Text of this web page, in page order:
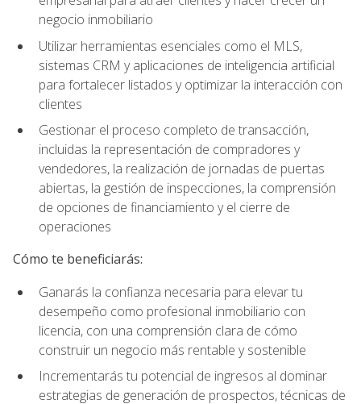
negocio inmobiliario
Utilizar herramientas esenciales como el MLS,
sistemas CRM y aplicaciones de inteligencia artificial
para fortalecer listados y optimizar la interacción con
clientes
Gestionar el proceso completo de transacción,
incluidas la representación de compradores y
vendedores, la realización de jornadas de puertas
abiertas, la gestión de inspecciones, la comprensión
de opciones de financiamiento y el cierre de
operaciones
Cómo te beneficiarás:
Ganarás la confianza necesaria para elevar tu
desempeño como profesional inmobiliario con
licencia, con una comprensión clara de cómo
construir un negocio más rentable y sostenible
Incrementarás tu potencial de ingresos al dominar
estrategias de generación de prospectos, técnicas de